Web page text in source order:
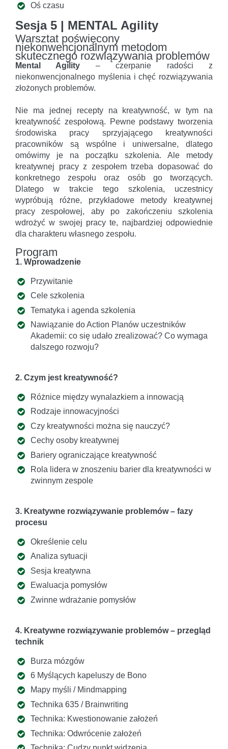
Oś czasu
Sesja 5 | MENTAL Agility
Warsztat poświęcony
niekonwencjonalnym metodom
skutecznego rozwiązywania problemów
Mental Agility – czerpanie radości z
niekonwencjonalnego myślenia i chęć rozwiązywania
złożonych problemów.
Nie ma jednej recepty na kreatywność, w tym na
kreatywność zespołową. Pewne podstawy tworzenia
środowiska pracy sprzyjającego kreatywności
pracowników są wspólne i uniwersalne, dlatego
omówimy je na początku szkolenia. Ale metody
kreatywnej pracy z zespołem trzeba dopasować do
konkretnego zespołu oraz osób go tworzących.
Dlatego w trakcie tego szkolenia, uczestnicy
wypróbują różne, przykładowe metody kreatywnej
pracy zespołowej, aby po zakończeniu szkolenia
wdrożyć w swojej pracy te, najbardziej odpowiednie
dla charakteru własnego zespołu.
Program
1. Wprowadzenie
Przywitanie
Cele szkolenia
Tematyka i agenda szkolenia
Nawiązanie do Action Planów uczestników
Akademii: co się udało zrealizować? Co wymaga
dalszego rozwoju?
2. Czym jest kreatywność?
Różnice między wynalazkiem a innowacją
Rodzaje innowacyjności
Czy kreatywności można się nauczyć?
Cechy osoby kreatywnej
Bariery ograniczające kreatywność
Rola lidera w znoszeniu barier dla kreatywności w
zwinnym zespole
3. Kreatywne rozwiązywanie problemów – fazy
procesu
Określenie celu
Analiza sytuacji
Sesja kreatywna
Ewaluacja pomysłów
Zwinne wdrażanie pomysłów
4. Kreatywne rozwiązywanie problemów – przegląd
technik
Burza mózgów
6 Myślących kapeluszy de Bono
Mapy myśli / Mindmapping
Technika 635 / Brainwriting
Technika: Kwestionowanie założeń
Technika: Odwrócenie założeń